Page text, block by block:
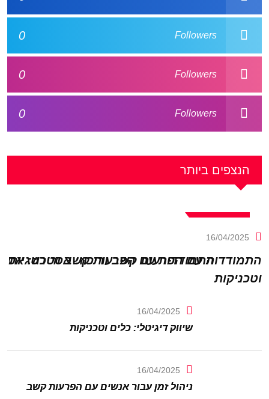
0 Followers
0 Followers
0 Followers
הנצפים ביותר
קשב וריכוז
16/04/2025
התמודדות עם הפרעות קשב וריכוז: אסטרטגיות
וטכניקות
16/04/2025
שיווק דיגיטלי: כלים וטכניקות
16/04/2025
ניהול זמן עבור אנשים עם הפרעות קשב